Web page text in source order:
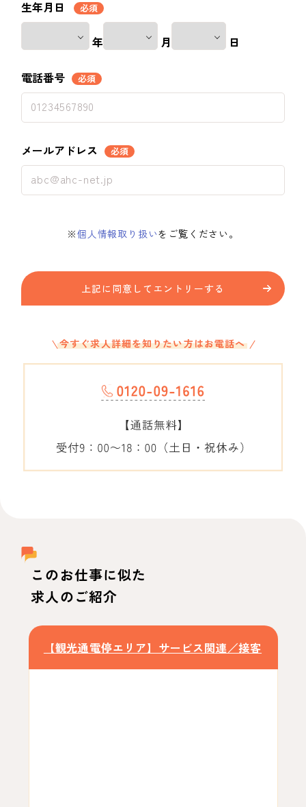
生年月日 必須
年 月 日
電話番号 必須
メールアドレス 必須
※個人情報取り扱いをご覧ください。
上記に同意してエントリーする
今すぐ求人詳細を知りたい方はお電話へ
このお仕事に似た
求人のご紹介
【観光通電停エリア】サービス関連／接客